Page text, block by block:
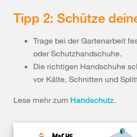
Tipp 2: Schütze
Trage bei der Gartenarbeit
oder Schutzhandschuhe.
Die richtigen Handschuhe
vor Kälte, Schnitten und
Lese mehr zum Handschutz.